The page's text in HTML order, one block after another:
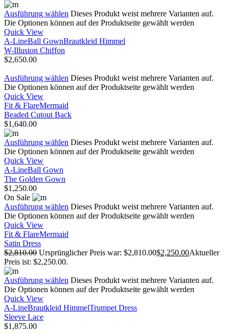
Ausführung wählen Dieses Produkt weist mehrere Varianten auf.
Die Optionen können auf der Produktseite gewählt werden
Quick View
A-LineBall GownBrautkleid Himmel
W-Illusion Chiffon
$2,650.00
Ausführung wählen Dieses Produkt weist mehrere Varianten auf.
Die Optionen können auf der Produktseite gewählt werden
Quick View
Fit & FlareMermaid
Beaded Cutout Back
$1,640.00
Ausführung wählen Dieses Produkt weist mehrere Varianten auf.
Die Optionen können auf der Produktseite gewählt werden
Quick View
A-LineBall Gown
The Golden Gown
$1,250.00
On Sale
Ausführung wählen Dieses Produkt weist mehrere Varianten auf.
Die Optionen können auf der Produktseite gewählt werden
Quick View
Fit & FlareMermaid
Satin Dress
$2,810.00 Ursprünglicher Preis war: $2,810.00$2,250.00Aktueller
Preis ist: $2,250.00.
Ausführung wählen Dieses Produkt weist mehrere Varianten auf.
Die Optionen können auf der Produktseite gewählt werden
Quick View
A-LineBrautkleid HimmelTrumpet Dress
Sleeve Lace
$1,875.00